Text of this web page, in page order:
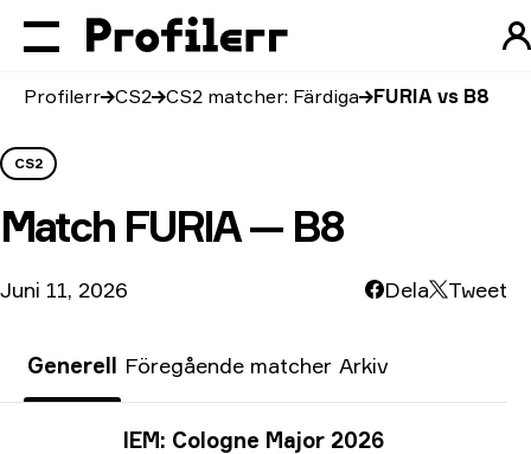
Profilerr CS2 CS2 matcher: Färdiga FURIA vs B8
CS2
Match FURIA — B8
Juni 11, 2026 Dela Tweet
Generell Föregående matcher Arkiv
TurneringsinfoIEM: Cologne Major 2026